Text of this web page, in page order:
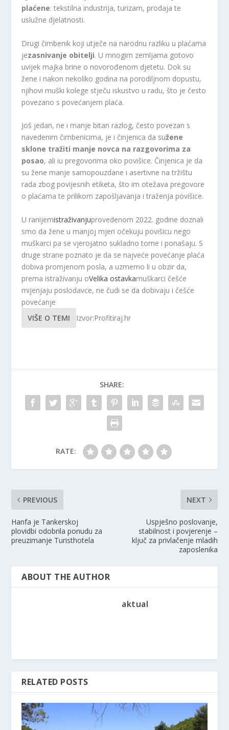
plaćene: tekstilna industrija, turizam, prodaja te
uslužne djelatnosti.
Drugi čimbenik koji utječe na narodnu razliku u plaćama
jezasnivanje obitelji. U mnogim zemljama gotovo
uvijek majka brine o novorođenom djetetu. Dok su
žene i nakon nekoliko godina na porodiljnom dopustu,
njihovi muški kolege stječu iskustvo u radu, što je često
povezano s povećanjem plaća.
Još jedan, ne i manje bitan razlog, često povezan s
navedenim čimbenicima, je i činjenica da sužene
sklone tražiti manje novca na razgovorima za
posao, ali iu pregovorima oko povišice. Činjenica je da
su žene manje samopouzdane i asertivne na tržištu
rada zbog povijesnih etiketa, što im otežava pregovore
o plaćama te prilikom zapošljavanja i traženja povišice.
U ranijemistraživanjuprovedenom 2022. godine doznali
smo da žene u manjoj mjeri očekuju povišicu nego
muškarci pa se vjerojatno sukladno tome i ponašaju. S
druge strane poznato je da se najveće povećanje plaća
dobiva promjenom posla, a uzmemo li u obzir da,
prema istraživanju oVelika ostavkamuškarci češće
mijenjaju poslodavce, ne čudi se da dobivaju i češće
povećanje
VIŠE O TEMI
Izvor:Profitiraj.hr
SHARE:
RATE:
PREVIOUS
Hanfa je Tankerskoj
plovidbi odobrila ponudu za
preuzimanje Turisthotela
NEXT
Uspješno poslovanje,
stabilnost i povjerenje –
ključ za privlačenje mladih
zaposlenika
ABOUT THE AUTHOR
aktual
RELATED POSTS